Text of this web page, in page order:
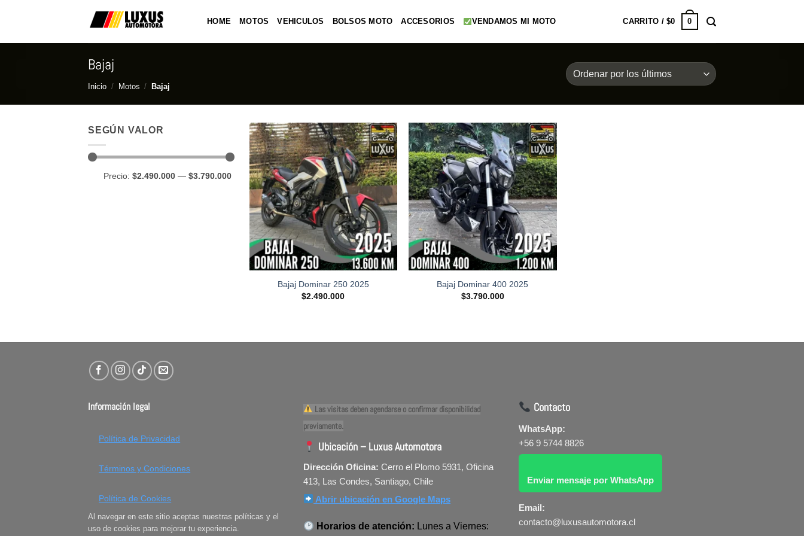
HOME MOTOS VEHICULOS BOLSOS MOTO ACCESORIOS VENDAMOS MI MOTO CARRITO /$0 0
Bajaj
Inicio / Motos / Bajaj
SEGÚN VALOR
mínimo
máximoPrecio: $2.490.000 — $3.790.000
Bajaj Dominar 250 2025
$2.490.000
Bajaj Dominar 400 2025
$3.790.000
Información legal
Política de Privacidad
Términos y Condiciones
Política de Cookies
Al navegar en este sitio aceptas nuestras políticas y el
uso de cookies para mejorar tu experiencia.
Las visitas deben agendarse o confirmar disponibilidad
previamente.
Ubicación – Luxus Automotora
Dirección Oficina: Cerro el Plomo 5931, Oficina
413, Las Condes, Santiago, Chile
Abrir ubicación en Google Maps
Horarios de atención: Lunes a Viernes:
Contacto
WhatsApp:
+56 9 5744 8826
Enviar mensaje por WhatsApp
Email:
contacto@luxusautomotora.cl